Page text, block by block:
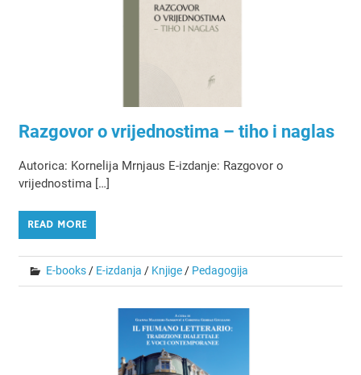
Razgovor o vrijednostima – tiho i naglas
Autorica: Kornelija Mrnjaus E-izdanje: Razgovor o
vrijednostima […]
READ MORE
E-books/ E-izdanja / Knjige/ Pedagogija